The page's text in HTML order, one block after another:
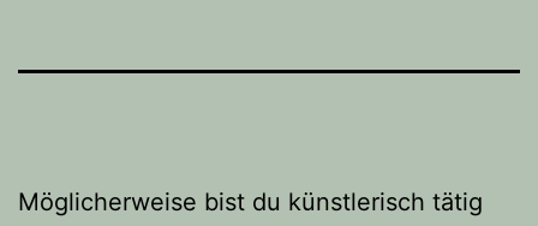
Möglicherweise bist du künstlerisch tätig